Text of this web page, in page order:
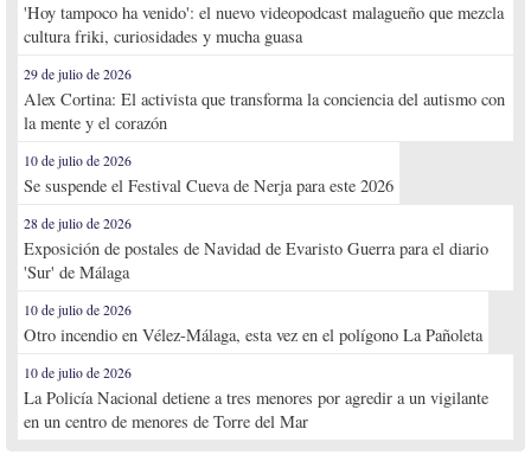
'Hoy tampoco ha venido': el nuevo videopodcast malagueño que mezcla
cultura friki, curiosidades y mucha guasa
29 de julio de 2026
Alex Cortina: El activista que transforma la conciencia del autismo con
la mente y el corazón
10 de julio de 2026
Se suspende el Festival Cueva de Nerja para este 2026
28 de julio de 2026
Exposición de postales de Navidad de Evaristo Guerra para el diario
'Sur' de Málaga
10 de julio de 2026
Otro incendio en Vélez-Málaga, esta vez en el polígono La Pañoleta
10 de julio de 2026
La Policía Nacional detiene a tres menores por agredir a un vigilante
en un centro de menores de Torre del Mar